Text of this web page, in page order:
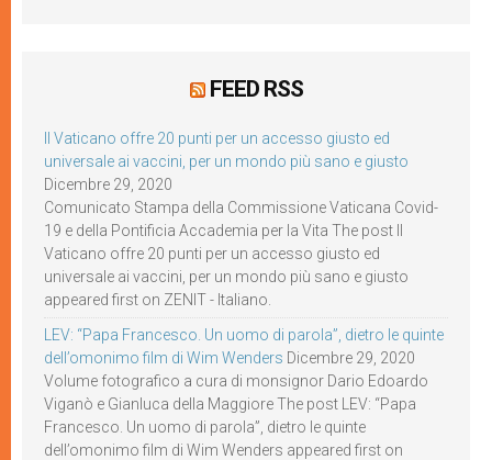
FEED RSS
Il Vaticano offre 20 punti per un accesso giusto ed
universale ai vaccini, per un mondo più sano e giusto
Dicembre 29, 2020
Comunicato Stampa della Commissione Vaticana Covid-
19 e della Pontificia Accademia per la Vita The post Il
Vaticano offre 20 punti per un accesso giusto ed
universale ai vaccini, per un mondo più sano e giusto
appeared first on ZENIT - Italiano.
LEV: “Papa Francesco. Un uomo di parola”, dietro le quinte
dell’omonimo film di Wim Wenders Dicembre 29, 2020
Volume fotografico a cura di monsignor Dario Edoardo
Viganò e Gianluca della Maggiore The post LEV: “Papa
Francesco. Un uomo di parola”, dietro le quinte
dell’omonimo film di Wim Wenders appeared first on